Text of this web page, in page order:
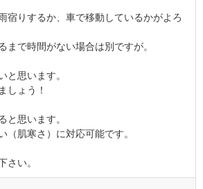
宿りするか、車で移動しているかがよろ
まで時間がない場合は別ですが。
と思います。
しょう！
と思います。
（肌寒さ）に対応可能です。
さい。